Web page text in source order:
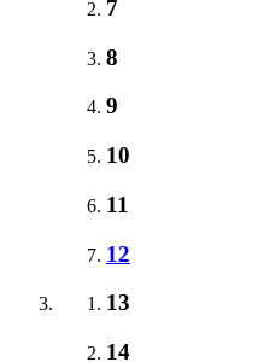
7
8
9
10
11
12
13
14